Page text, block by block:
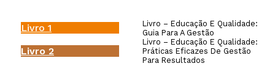
Livro 1
Livro – Educação E Qualidade:
Guia Para A Gestão
Livro 2
Livro – Educação E Qualidade:
Práticas Eficazes De Gestão
Para Resultados